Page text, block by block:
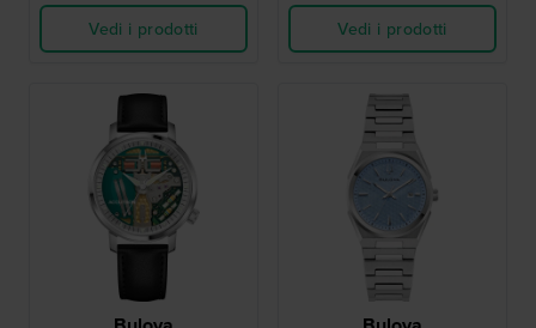
Vedi i prodotti
Vedi i prodotti